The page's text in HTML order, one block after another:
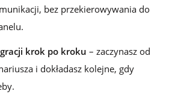
bez przekierowywania do
krok po kroku – zaczynasz od
i dokładasz kolejne, gdy